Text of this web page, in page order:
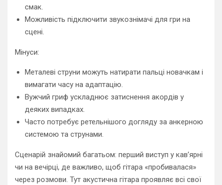
смак.
Можливість підключити звукознімачі для гри на
сцені.
Мінуси:
Металеві струни можуть натирати пальці новачкам і
вимагати часу на адаптацію.
Вужчий гриф ускладнює затиснення акордів у
деяких випадках.
Часто потребує ретельнішого догляду за анкерною
системою та струнами.
Сценарій знайомий багатьом: перший виступ у кав’ярні
чи на вечірці, де важливо, щоб гітара «пробивалася»
через розмови. Тут акустична гітара проявляє всі свої